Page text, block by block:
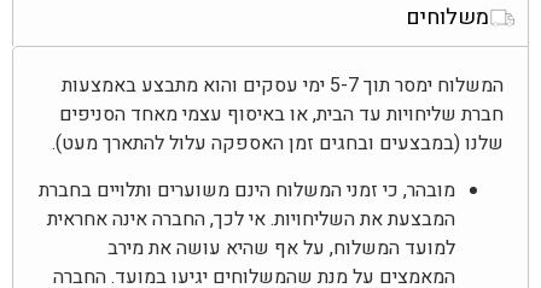
משלוחים
המשלוח ימסר תוך 5-7 ימי עסקים והוא מתבצע באמצעות
חברת שליחויות עד הבית, או באיסוף עצמי מאחד הסניפים
שלנו (במבצעים ובחגים זמן האספקה עלול להתארך מעט).
מובהר, כי זמני המשלוח הינם משוערים ותלויים בחברת
המבצעת את השליחויות. אי לכך, החברה אינה אחראית
למועד המשלוח, על אף שהיא עושה את מירב
המאמצים על מנת שהמשלוחים יגיעו במועד. החברה